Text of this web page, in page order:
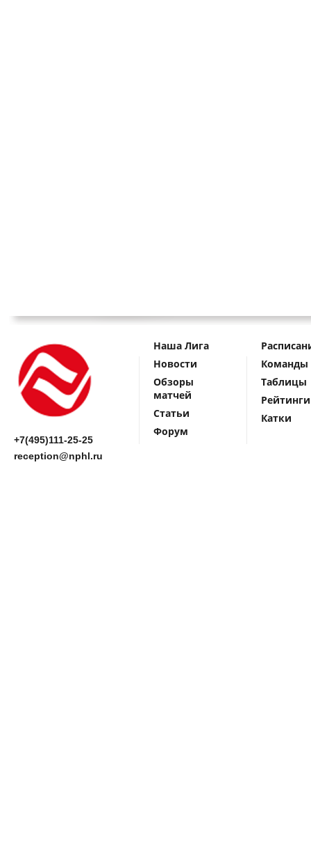
+7(495)111-25-25
reception@nphl.ru
Наша Лига
Новости
Обзоры
матчей
Статьи
Форум
Команды
Таблицы
Рейтинги
Катки